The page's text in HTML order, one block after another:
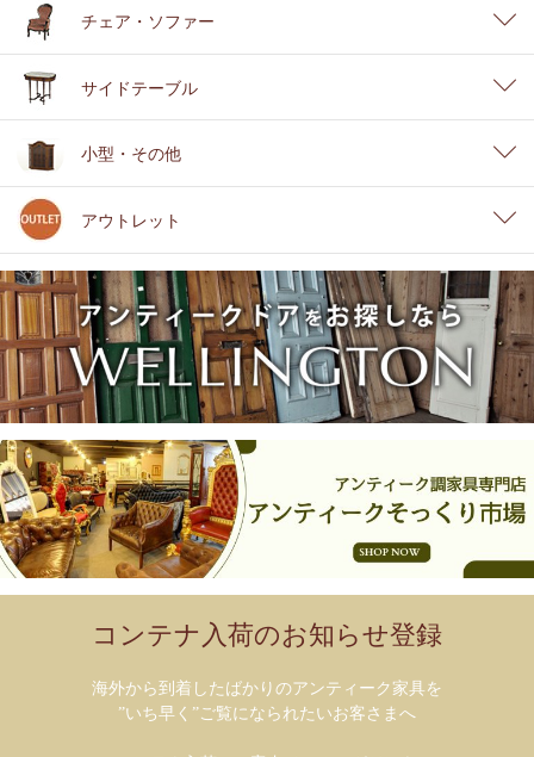
チェア・ソファー
サイドテーブル
小型・その他
アウトレット
コンテナ入荷のお知らせ登録
海外から到着したばかりのアンティーク家具を
”いち早く”ご覧になられたいお客さまへ